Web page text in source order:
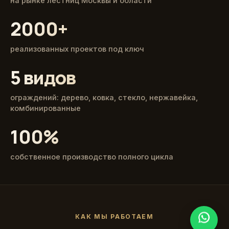
2000+
реализованных проектов под ключ
5 видов
ограждений: дерево, ковка, стекло, нержавейка,
комбинированные
100%
собственное производство полного цикла
КАК МЫ РАБОТАЕМ